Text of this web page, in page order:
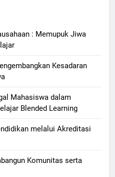
: Memupuk Jiwa
Kesadaran
Mahasiswa dalam
Blended Learning
melalui Akreditasi
Komunitas serta